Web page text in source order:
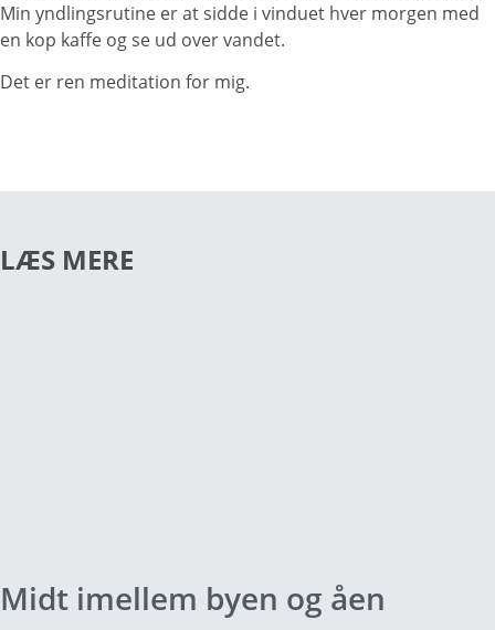
Min yndlingsrutine er at sidde i vinduet hver morgen med
en kop kaffe og se ud over vandet.
Det er ren meditation for mig.
LÆS MERE
Midt imellem byen og åen